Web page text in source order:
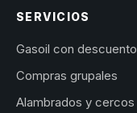
SERVICIOS
Gasoil con descuento
Compras grupales
Alambrados y cercos